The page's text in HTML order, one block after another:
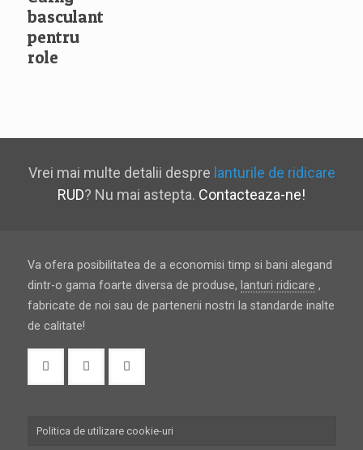
basculant
pentru
role
Vrei mai multe detalii despre lanturile de ridicare
RUD? Nu mai astepta. Contacteaza-ne!
Va ofera posibilitatea de a economisi timp si bani alegand
dintr-o gama foarte diversa de produse, lanturi ridicare ,
fabricate de noi sau de partenerii nostri la standarde inalte
de calitate!
Politica de utilizare cookie-uri